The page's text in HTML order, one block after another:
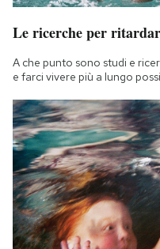
Le ricerche per
A che punto sono studi e
e farci vivere più a lungo